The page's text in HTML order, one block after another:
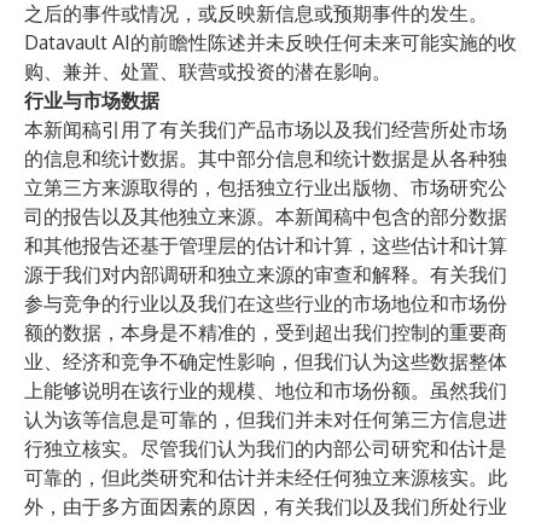
之后的事件或情况，或反映新信息或预期事件的发生。
Datavault AI的前瞻性陈述并未反映任何未来可能实施的收
购、兼并、处置、联营或投资的潜在影响。
行业与市场数据
本新闻稿引用了有关我们产品市场以及我们经营所处市场
的信息和统计数据。其中部分信息和统计数据是从各种独
立第三方来源取得的，包括独立行业出版物、市场研究公
司的报告以及其他独立来源。本新闻稿中包含的部分数据
和其他报告还基于管理层的估计和计算，这些估计和计算
源于我们对内部调研和独立来源的审查和解释。有关我们
参与竞争的行业以及我们在这些行业的市场地位和市场份
额的数据，本身是不精准的，受到超出我们控制的重要商
业、经济和竞争不确定性影响，但我们认为这些数据整体
上能够说明在该行业的规模、地位和市场份额。虽然我们
认为该等信息是可靠的，但我们并未对任何第三方信息进
行独立核实。尽管我们认为我们的内部公司研究和估计是
可靠的，但此类研究和估计并未经任何独立来源核实。此
外，由于多方面因素的原因，有关我们以及我们所处行业